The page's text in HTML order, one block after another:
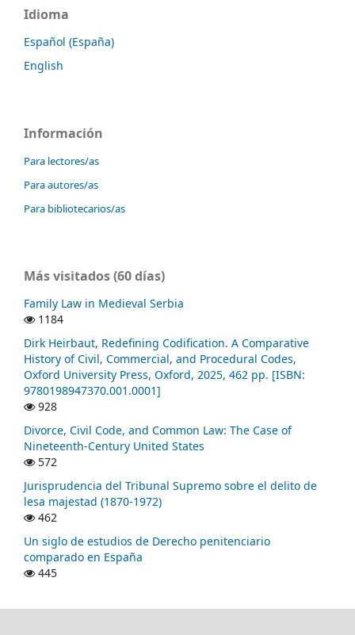
Idioma
Español (España)
English
Información
Para lectores/as
Para autores/as
Para bibliotecarios/as
Más visitados (60 días)
Family Law in Medieval Serbia
1184
Dirk Heirbaut, Redefining Codification. A Comparative
History of Civil, Commercial, and Procedural Codes,
Oxford University Press, Oxford, 2025, 462 pp. [ISBN:
9780198947370.001.0001]
928
Divorce, Civil Code, and Common Law: The Case of
Nineteenth-Century United States
572
Jurisprudencia del Tribunal Supremo sobre el delito de
lesa majestad (1870-1972)
462
Un siglo de estudios de Derecho penitenciario
comparado en España
445